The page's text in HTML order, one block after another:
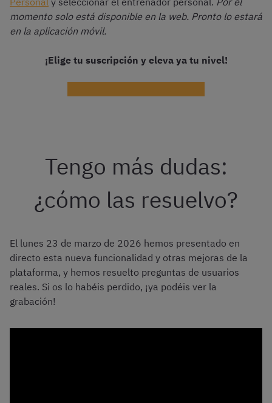
momento solo está disponible en la web. Pronto lo estará
en la aplicación móvil.
¡Elige tu suscripción y eleva ya tu nivel!
Tengo más dudas:
¿cómo las resuelvo?
El lunes 23 de marzo de 2026 hemos presentado en
directo esta nueva funcionalidad y otras mejoras de la
plataforma, y hemos resuelto preguntas de usuarios
reales. Si os lo habéis perdido, ¡ya podéis ver la
grabación!